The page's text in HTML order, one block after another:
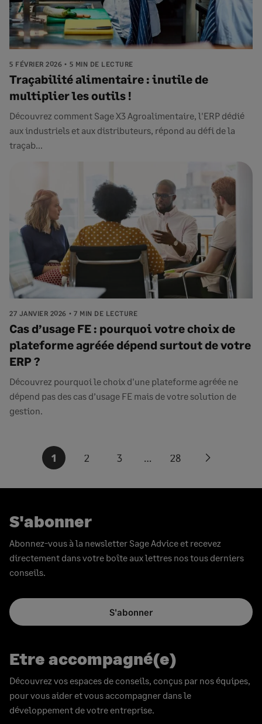
5 FÉVRIER 2026 5 MIN DE LECTURE
Traçabilité alimentaire : inutile de
multiplier les outils !
Découvrez comment Sage X3 Agroalimentaire, l'ERP dédié
aux industriels et aux distributeurs, répond au défi de la
traçab...
27 JANVIER 2026 7 MIN DE LECTURE
Cas d’usage FE : pourquoi votre choix de
plateforme agréée dépend surtout de votre
ERP ?
Découvrez pourquoi le choix d'une plateforme agréée ne
dépend pas des cas d’usage FE mais de votre solution de
gestion.
Pagination
publications
1 2 3 … 28
Next
S'abonner
Abonnez-vous à la newsletter Sage Advice et recevez
directement dans votre boîte aux lettres nos tous derniers
conseils.
S'abonner
Etre accompagné(e)
Découvrez vos espaces de conseils, conçus par nos équipes,
pour vous aider et vous accompagner dans le
développement de votre entreprise.